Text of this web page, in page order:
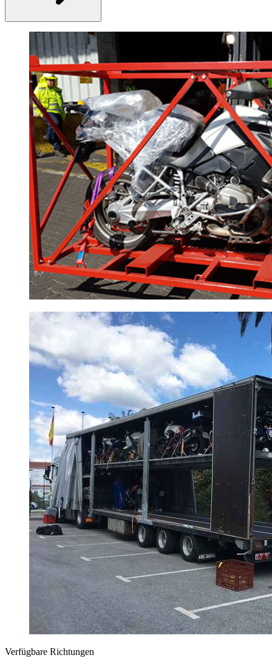
Verfügbare Richtungen